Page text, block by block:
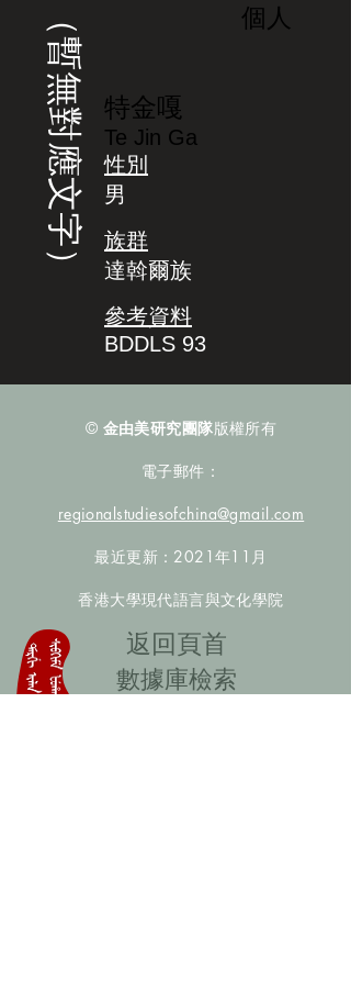
（暫無對應文字） 個人
特金嘎
Te Jin Ga
性別
男
族群
達斡爾族
參考資料
BDDLS 93
© 金由美研究團隊版權所有
電子郵件：
regionalstudiesofchina@gmail.com
最近更新：2021年11月
香港大學現代語言與文化學院
​返回頁首
數據庫檢索